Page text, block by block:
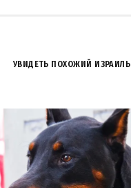
УВИДЕТЬ ПОХОЖИЙ ИЗРАИЛЬ